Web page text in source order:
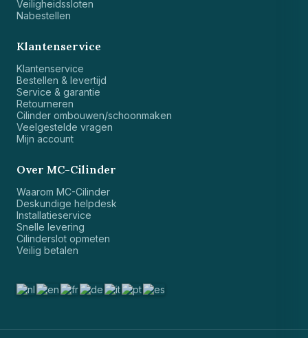
Veiligheidssloten
Nabestellen
Klantenservice
Klantenservice
Bestellen & levertijd
Service & garantie
Retourneren
Cilinder ombouwen/schoonmaken
Veelgestelde vragen
Mijn account
Over MC-Cilinder
Waarom MC-Cilinder
Deskundige helpdesk
Installatieservice
Snelle levering
Cilinderslot opmeten
Veilig betalen